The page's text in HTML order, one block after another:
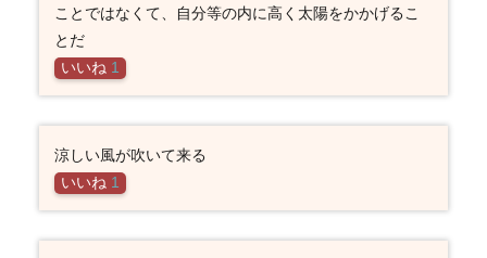
ことではなくて、自分等の内に高く太陽をかかげるこ
とだ
いいね 1
涼しい風が吹いて来る
いいね 1